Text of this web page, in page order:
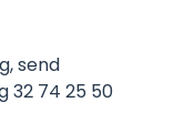
send
32 74 25 50